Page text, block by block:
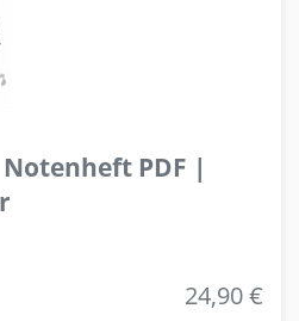
PDF |
24,90 €